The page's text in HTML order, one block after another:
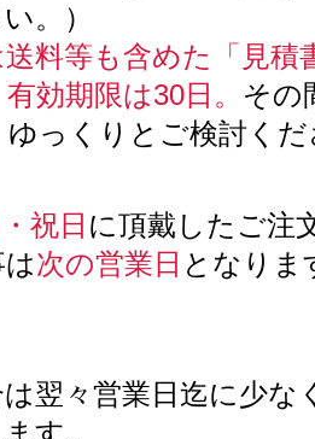
。）
料等も含めた「見積
有効期限は30日。 その
っくりとご検討く
祝日 に頂戴したご注
次の営業日 となりま
翌々営業日迄に少な
す。